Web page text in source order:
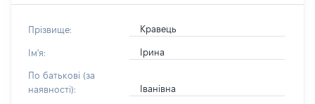
Прізвище: Кравець
Ім'я: Ірина
По батькові (за
наявності):
Іванівна